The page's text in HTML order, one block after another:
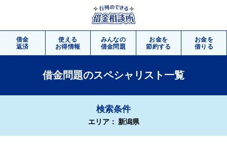
借金
返済
使える
お得情報
みんなの
借金問題
お金を
節約する
お金を
借りる
借金問題のスペシャリスト一覧
検索条件
エリア： 新潟県